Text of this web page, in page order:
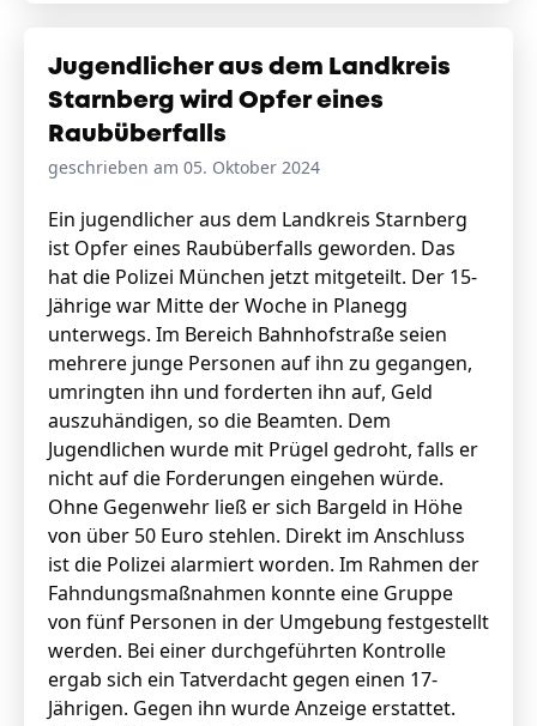
Jugendlicher aus dem Landkreis
Starnberg wird Opfer eines
Raubüberfalls
geschrieben am 05. Oktober 2024
Ein jugendlicher aus dem Landkreis Starnberg
ist Opfer eines Raubüberfalls geworden. Das
hat die Polizei München jetzt mitgeteilt. Der 15-
Jährige war Mitte der Woche in Planegg
unterwegs. Im Bereich Bahnhofstraße seien
mehrere junge Personen auf ihn zu gegangen,
umringten ihn und forderten ihn auf, Geld
auszuhändigen, so die Beamten. Dem
Jugendlichen wurde mit Prügel gedroht, falls er
nicht auf die Forderungen eingehen würde.
Ohne Gegenwehr ließ er sich Bargeld in Höhe
von über 50 Euro stehlen. Direkt im Anschluss
ist die Polizei alarmiert worden. Im Rahmen der
Fahndungsmaßnahmen konnte eine Gruppe
von fünf Personen in der Umgebung festgestellt
werden. Bei einer durchgeführten Kontrolle
ergab sich ein Tatverdacht gegen einen 17-
Jährigen. Gegen ihn wurde Anzeige erstattet.